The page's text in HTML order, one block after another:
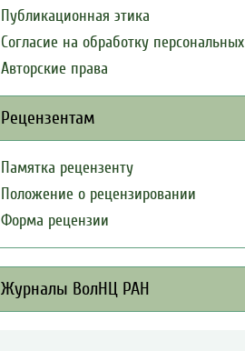
Публикационная этика
Согласие на обработку
Авторские права
Рецензентам
Памятка рецензенту
Положение о рецензировании
Форма рецензии
Журналы ВолНЦ РАН